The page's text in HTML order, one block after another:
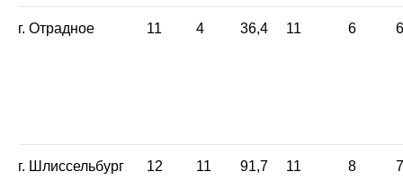
г. Отрадное 11 4 36,4 11 6
г. Шлиссельбург 12 11 91,7 11 8